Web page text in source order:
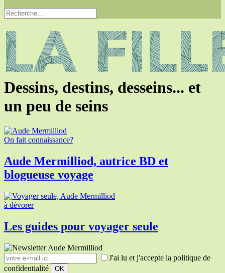
Dessins, destins, desseins... et
un peu de seins
On fait connaissance?
Aude Mermilliod, autrice BD et
blogueuse voyage
à dévorer
Les guides pour voyager seule
J'ai lu et j'accepte la politique de
confidentialité